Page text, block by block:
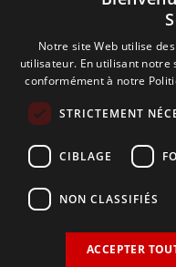
Notre site Web utilise
utilisateur. En utilisant notre
conformément à notre
STRICTEMENT
CIBLAGE
NON CLASSIFIÉS
ACCEPTER